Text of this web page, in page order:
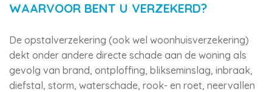
WAARVOOR BENT U VERZEKERD?
De opstalverzekering (ook wel woonhuisverzekering)
dekt onder andere directe schade aan de woning als
gevolg van brand, ontploffing, blikseminslag, inbraak,
diefstal, storm, waterschade, rook- en roet, neervallen